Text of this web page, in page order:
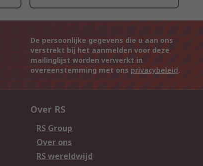
De persoonlijke gegevens die u aan ons
verstrekt bij het aanmelden voor deze
mailinglijst worden verwerkt in
overeenstemming met ons privacybeleid.
Over RS
RS Group
Over ons
RS wereldwijd